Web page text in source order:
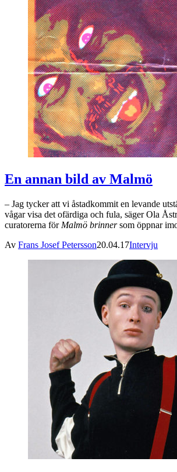
En annan bild av Malmö
– Jag tycker att vi åstadkommit en levande
vågar visa det ofärdiga och fula, säger Ola
curatorerna för Malmö brinnersom öppnar
Av Frans Josef Petersson20.04.17Intervju